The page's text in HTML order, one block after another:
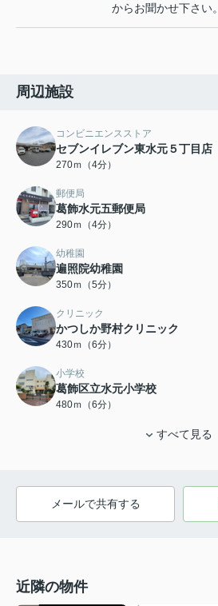
からお聞かせ下さい。
周辺施設
コンビニエンスストア
セブンイレブン東水元５丁目店
270ｍ（4分）
郵便局
葛飾水元五郵便局
290ｍ（4分）
幼稚園
遍照院幼稚園
350ｍ（5分）
クリニック
かつしか野村クリニック
430ｍ（6分）
小学校
葛飾区立水元小学校
480ｍ（6分）
すべて見る
メールで共有する
近隣の物件